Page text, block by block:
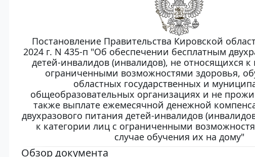
Постановление Правительства Кировской
2024 г. N 435-п "Об обеспечении бесплатным
детей-инвалидов (инвалидов), не относящихся к
ограниченными возможностями здоровья,
областных государственных и
общеобразовательных организациях и не
также выплате ежемесячной денежной
двухразового питания детей-инвалидов
к категории лиц с ограниченными
случае обучения их на дому"
Обзор документа